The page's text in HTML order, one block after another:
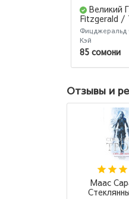
Великий
Fitzgerald /
Gatsby
Фицджеральд
Кэй
85 сомони
Отзывы и
классная, у меня есть весь
меня разбила, это